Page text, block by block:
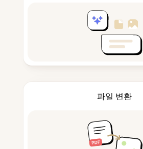
파일 변환